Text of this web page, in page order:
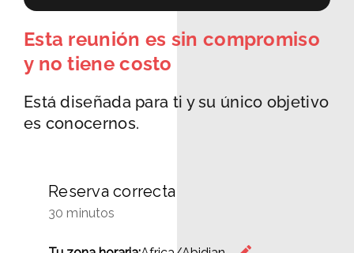
Esta reunión es sin compromiso
y no tiene costo
Está diseñada para ti y su único objetivo
es conocernos.